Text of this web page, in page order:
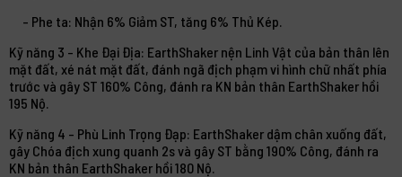
- Phe ta: Nhận 6% Giảm ST, tăng 6% Thủ Kép.
Kỹ năng 3 - Khe Đại Địa: EarthShaker nện Linh Vật của bản thân lên
mặt đất, xé nát mặt đất, đánh ngã địch phạm vi hình chữ nhất phía
trước và gây ST 160% Công, đánh ra KN bản thân EarthShaker hồi
195 Nộ.
Kỹ năng 4 - Phù Linh Trọng Đạp: EarthShaker dậm chân xuống đất,
gây Chóa địch xung quanh 2s và gây ST bằng 190% Công, đánh ra
KN bản thân EarthShaker hồi 180 Nộ.